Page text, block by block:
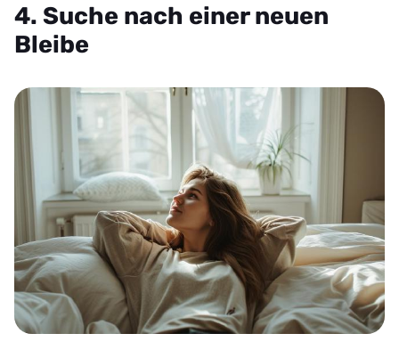
4. Suche nach einer neuen
Bleibe